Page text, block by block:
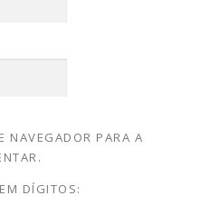
NAVEGADOR PARA A
DÍGITOS: